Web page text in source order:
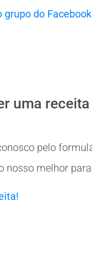
do
uma
pelo
nosso melhor